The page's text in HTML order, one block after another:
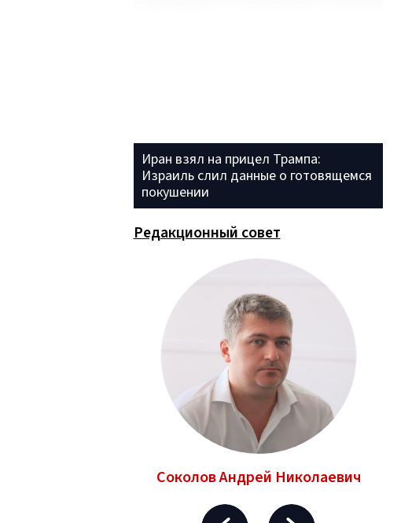
Иран взял на прицел Трампа:
Израиль слил данные о готовящемся
покушении
Редакционный совет
Соколов Андрей Николаевич